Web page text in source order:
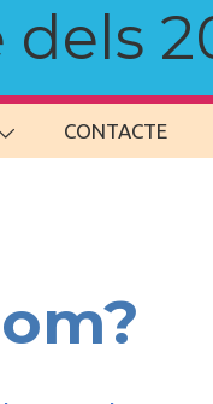
CONTACTE